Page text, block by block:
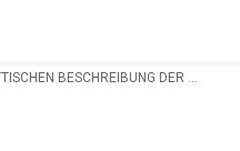
BESCHREIBUNG DER ...